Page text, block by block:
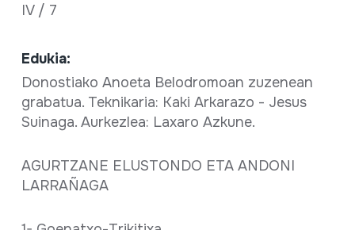
IV / 7
Edukia:
Donostiako Anoeta Belodromoan zuzenean
grabatua. Teknikaria: Kaki Arkarazo - Jesus
Suinaga. Aurkezlea: Laxaro Azkune.
AGURTZANE ELUSTONDO ETA ANDONI
LARRAÑAGA